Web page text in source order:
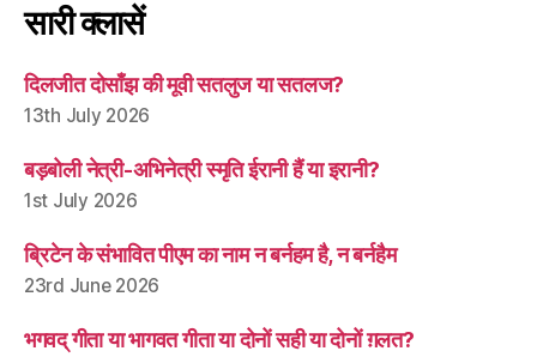
सारी क्लासें
दिलजीत दोसाँझ की मूवी सतलुज या सतलज?
13th July 2026
बड़बोली नेत्री-अभिनेत्री स्मृति ईरानी हैं या इरानी?
1st July 2026
ब्रिटेन के संभावित पीएम का नाम न बर्नहम है, न बर्नहैम
23rd June 2026
भगवद् गीता या भागवत गीता या दोनों सही या दोनों ग़लत?